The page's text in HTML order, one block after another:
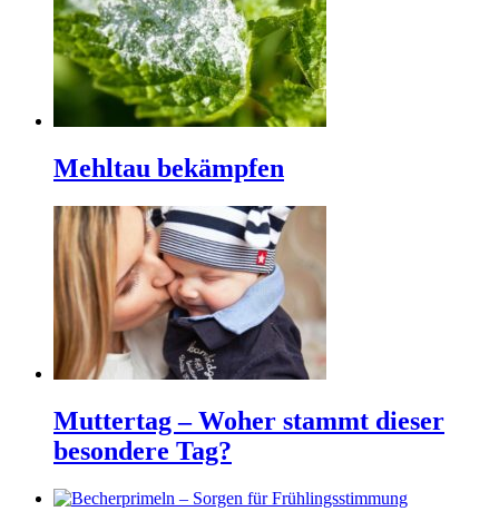
Mehltau bekämpfen
Muttertag – Woher stammt dieser
besondere Tag?